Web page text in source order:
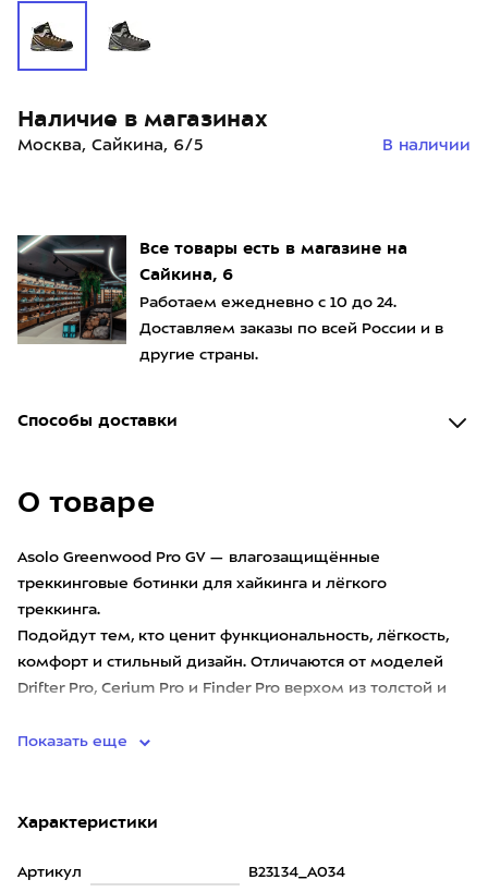
Все товары есть в магазине на
Сайкина, 6
Работаем ежедневно с 10 до 24.
Доставляем заказы по всей России и в
другие страны.
Способы доставки
О товаре
Asolo Greenwood Pro GV — влагозащищённые
треккинговые ботинки для хайкинга и лёгкого
треккинга.
Подойдут тем, кто ценит функциональность, лёгкость,
комфорт и стильный дизайн. Отличаются от моделей
Drifter Pro, Сerium Pro и Finder Pro верхом из толстой и
Показать еще
Характеристики
Артикул B23134_A034
Наличие в магазинах
Москва, Сайкина, 6/5 В наличии